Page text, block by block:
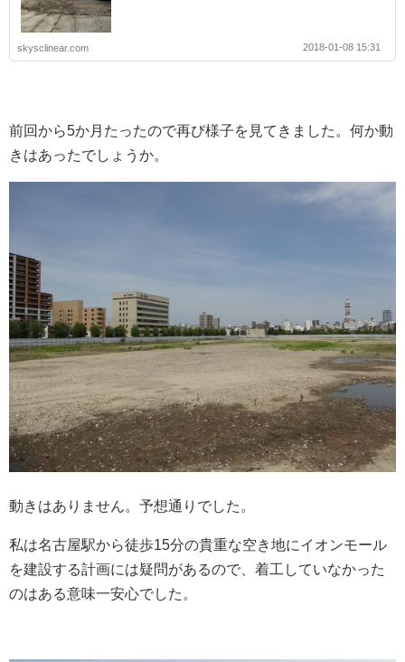
skysclinear.com 2018-01-08 15:31
前回から5か月たったので再び様子を見てきました。何か動
きはあったでしょうか。
動きはありません。予想通りでした。
私は名古屋駅から徒歩15分の貴重な空き地にイオンモール
を建設する計画には疑問があるので、着工していなかった
のはある意味一安心でした。